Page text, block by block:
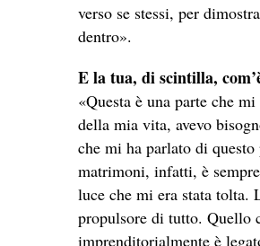
verso se stessi, per
dentro».
E la tua, di scintilla,
«Questa è una parte che
della mia vita, avevo
che mi ha parlato di
matrimoni, infatti, è
luce che mi era stata tolta.
propulsore di tutto. Quello
imprenditorialmente è